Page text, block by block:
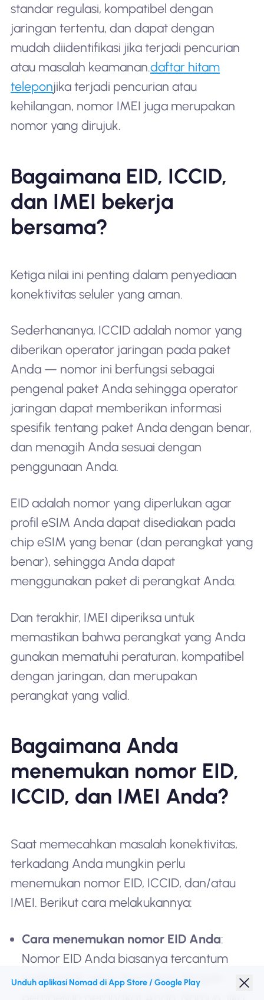
standar regulasi, kompatibel dengan
jaringan tertentu, dan dapat dengan
mudah diidentifikasi jika terjadi pencurian
atau masalah keamanan.daftar hitam
teleponjika terjadi pencurian atau
kehilangan, nomor IMEI juga merupakan
nomor yang dirujuk.
Bagaimana EID, ICCID,
dan IMEI bekerja
bersama?
Ketiga nilai ini penting dalam penyediaan
konektivitas seluler yang aman.
Sederhananya, ICCID adalah nomor yang
diberikan operator jaringan pada paket
Anda — nomor ini berfungsi sebagai
pengenal paket Anda sehingga operator
jaringan dapat memberikan informasi
spesifik tentang paket Anda dengan benar,
dan menagih Anda sesuai dengan
penggunaan Anda.
EID adalah nomor yang diperlukan agar
profil eSIM Anda dapat disediakan pada
chip eSIM yang benar (dan perangkat yang
benar), sehingga Anda dapat
menggunakan paket di perangkat Anda.
Dan terakhir, IMEI diperiksa untuk
memastikan bahwa perangkat yang Anda
gunakan mematuhi peraturan, kompatibel
dengan jaringan, dan merupakan
perangkat yang valid.
Bagaimana Anda
menemukan nomor EID,
ICCID, dan IMEI Anda?
Saat memecahkan masalah konektivitas,
terkadang Anda mungkin perlu
menemukan nomor EID, ICCID, dan/atau
IMEI. Berikut cara melakukannya:
Cara menemukan nomor EID Anda:
Nomor EID Anda biasanya tercantum
pada kotak yang disertakan dengan
Unduh aplikasi Nomad di App Store / Google Play